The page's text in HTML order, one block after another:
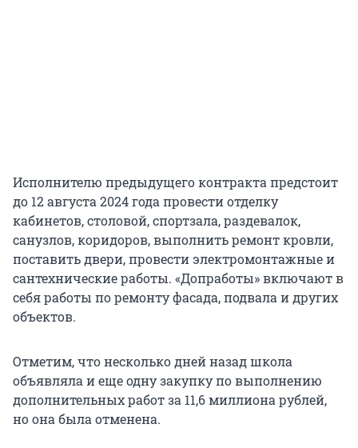
Исполнителю предыдущего контракта предстоит
до 12 августа 2024 года провести отделку
кабинетов, столовой, спортзала, раздевалок,
санузлов, коридоров, выполнить ремонт кровли,
поставить двери, провести электромонтажные и
сантехнические работы. «Допработы» включают в
себя работы по ремонту фасада, подвала и других
объектов.
Отметим, что несколько дней назад школа
объявляла и еще одну закупку по выполнению
дополнительных работ за 11,6 миллиона рублей,
но она была отменена.